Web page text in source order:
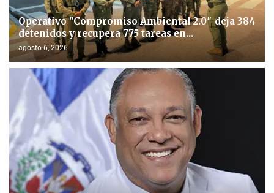
Operativo "Compromiso Ambiental 2.0″ deja 384
detenidos y recupera 775 tareas en...
agosto 6, 2026